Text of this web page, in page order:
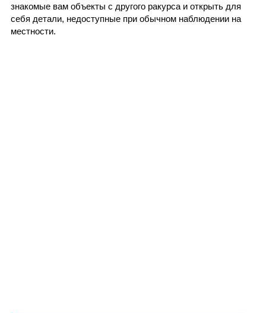
знакомые вам объекты с другого ракурса и открыть для
себя детали, недоступные при обычном наблюдении на
местности.